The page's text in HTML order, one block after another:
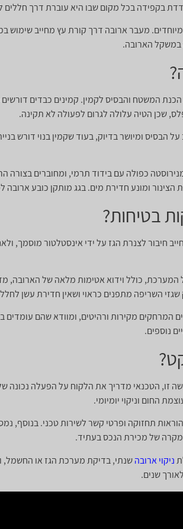
בקפידה בכל מקום שבו היא עוברת דרך חללים
מעבר ארובה דרך קורת עץ מחייב שימוש
במשקל הארובה.
המשטח והבסיס לקמין. קמינים כבדים
שכן הטיה עלולה לגרום לפעולה לא תקינה.
ומיושר בדיוק, בעוד שקמין בנוי דורש
כפולה עם בידוד תרמי, ומחוברים בצורה
ומונע חדירת מים. בגג מותקן כובע ארובה
בטיחות?
חיבור לצנרת הגז על ידי אינסטלטור מוסמך,
כולל וידוא אטימות מלאה של הארובה,
השריפה מתפנים כראוי ושאין חדירת עשן
מקירות ורהיטים, ומוודא שהם עומדים
נוספים.
הטכנאי מדריך את הלקוח על הפעלה נכונה
החום וניקוי יומיומי.
תחזוקה ופרטי קשר לשירות טכני. בנוסף,
של מכירת הנכס בעתיד.
ניקוי ארובהשנתי, בדיקת מערכת הגז או החשמל,
שנים.